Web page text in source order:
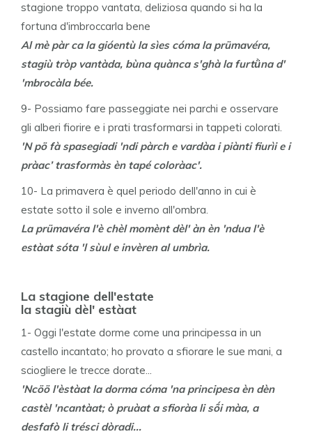
stagione troppo vantata, deliziosa quando si ha la
fortuna d'imbroccarla bene
Al mè pàr ca la gióentù la sìes cóma la prümavéra,
stagiù tròp vantàda, bùna quànca s'ghà la furtǜna d'
'mbrocàla bée.
9- Possiamo fare passeggiate nei parchi e osservare
gli alberi fiorire e i prati trasformarsi in tappeti colorati.
'N pö fà spasegiadi 'ndi pàrch e vardàa i piànti fiurìi e i
pràac’ trasformàs èn tapé coloràac'.
10- La primavera è quel periodo dell'anno in cui è
estate sotto il sole e inverno all'ombra.
La prümavéra l'è chèl momènt dèl' àn èn 'ndua l'è
estàat sóta 'l sùul e invèren al umbrìa.
La stagione dell'estate
la stagiù dèl' estàat
1- Oggi l'estate dorme come una principessa in un
castello incantato; ho provato a sfiorare le sue mani, a
sciogliere le trecce dorate...
'Ncöö l'èstàat la dorma cóma 'na principesa èn dèn
castèl 'ncantàat; ò pruàat a sfioràa li sṍi màa, a
desfafò li trésci dòradi...